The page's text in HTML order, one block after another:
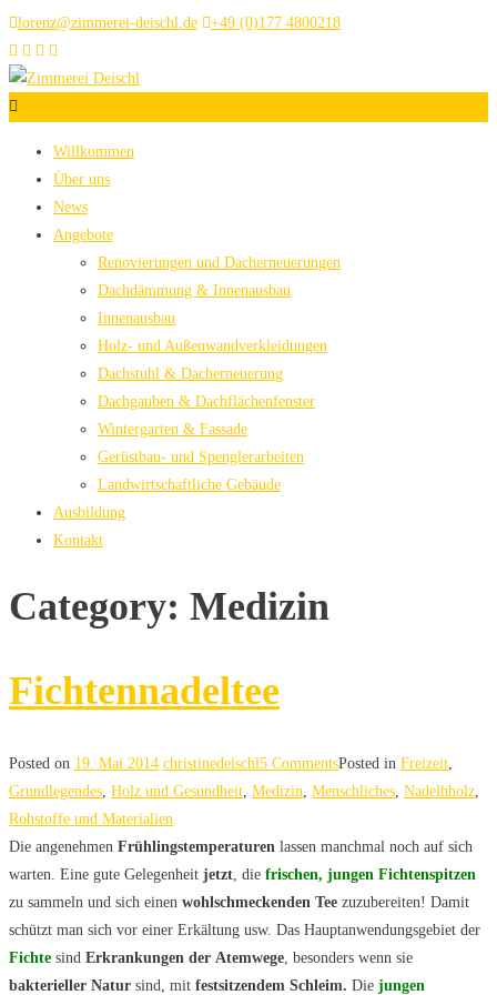
lorenz@zimmerei-deischl.de +49 (0)177 4800218
Willkommen
Über uns
News
Angebote
Renovierungen und Dacherneuerungen
Dachdämmung & Innenausbau
Innenausbau
Holz- und Außenwandverkleidungen
Dachstuhl & Dacherneuerung
Dachgauben & Dachflächenfenster
Wintergarten & Fassade
Gerüstbau- und Spenglerarbeiten
Landwirtschaftliche Gebäude
Ausbildung
Kontakt
Category: Medizin
Fichtennadeltee
Posted on 19. Mai 2014 christinedeischl5 CommentsPosted in Freizeit
Grundlegendes Holz und Gesundheit Medizin Menschliches Nadelhholz
Rohstoffe und Materialien
Die angenehmen Frühlingstemperaturen lassen manchmal noch auf sich
warten. Eine gute Gelegenheit jetzt , die frischen, jungen Fichtenspitzen
zu sammeln und sich einen wohlschmeckenden Tee zuzubereiten! Damit
schützt man sich vor einer Erkältung usw. Das Hauptanwendungsgebiet der
Fichte sind Erkrankungen der Atemwege , besonders wenn sie
bakterieller Natur sind, mit festsitzendem Schleim. Die jungen